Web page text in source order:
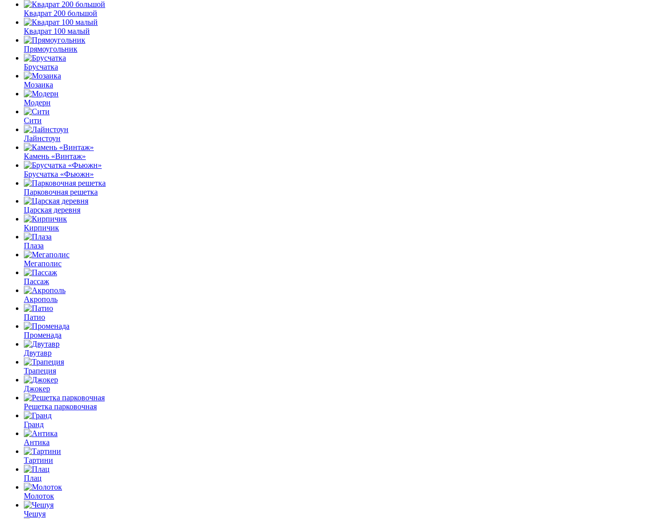
Квадрат 200 большой
Квадрат 100 малый
Прямоугольник
Брусчатка
Мозаика
Модерн
Сити
Лайнстоун
Камень «Винтаж»
Брусчатка «Фьюжн»
Парковочная решетка
Царская деревня
Кирпичик
Плаза
Мегаполис
Пассаж
Акрополь
Патио
Променада
Двутавр
Трапеция
Джокер
Решетка парковочная
Гранд
Антика
Тартини
Плац
Молоток
Чешуя